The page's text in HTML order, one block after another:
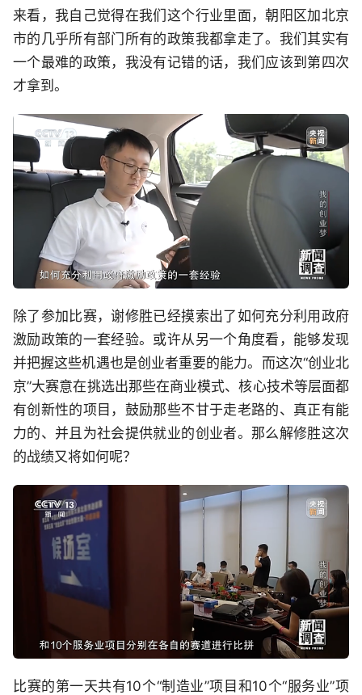
来看，我自己觉得在我们这个行业里面，朝阳区加北京
市的几乎所有部门所有的政策我都拿走了。我们其实有
一个最难的政策，我没有记错的话，我们应该到第四次
才拿到。
除了参加比赛，谢修胜已经摸索出了如何充分利用政府
激励政策的一套经验。或许从另一个角度看，能够发现
并把握这些机遇也是创业者重要的能力。而这次“创业北
京”大赛意在挑选出那些在商业模式、核心技术等层面都
有创新性的项目，鼓励那些不甘于走老路的、真正有能
力的、并且为社会提供就业的创业者。那么解修胜这次
的战绩又将如何呢？
比赛的第一天共有10个“制造业”项目和10个“服务业”项